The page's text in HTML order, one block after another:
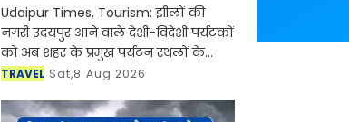
Udaipur Times, Tourism: झीलों की
नगरी उदयपुर आने वाले देशी-विदेशी पर्यटकों
को अब शहर के प्रमुख पर्यटन स्थलों के
साथ-साथ इसकी समृद्ध सांस्कृतिक विरासत,
रूबरू करवान
TRAVEL Sat,8 Aug 2026